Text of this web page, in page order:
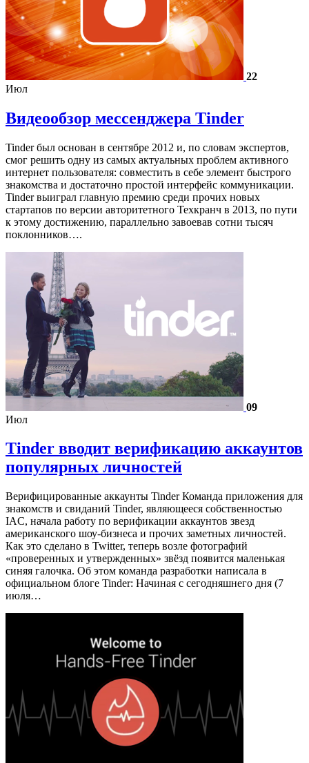
22
Июл
Видеообзор мессенджера Tinder
Tinder был основан в сентябре 2012 и, по словам экспертов,
смог решить одну из самых актуальных проблем активного
интернет пользователя: совместить в себе элемент быстрого
знакомства и достаточно простой интерфейс коммуникации.
Tinder выиграл главную премию среди прочих новых
стартапов по версии авторитетного Техкранч в 2013, по пути
к этому достижению, параллельно завоевав сотни тысяч
поклонников….
09
Июл
Tinder вводит верификацию аккаунтов
популярных личностей
Верифицированные аккаунты Tinder Команда приложения для
знакомств и свиданий Tinder, являющееся собственностью
IAC, начала работу по верификации аккаунтов звезд
американского шоу-бизнеса и прочих заметных личностей.
Как это сделано в Twitter, теперь возле фотографий
«проверенных и утвержденных» звёзд появится маленькая
синяя галочка. Об этом команда разработки написала в
официальном блоге Tinder: Начиная с сегодняшнего дня (7
июля…